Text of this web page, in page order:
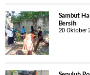
Sambut
Bersih
20 Oktober